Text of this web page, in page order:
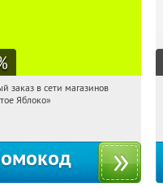
Получи первым!
заказ в сети магазинов
Яблоко»